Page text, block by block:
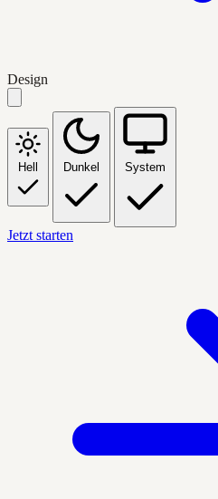
Design
Hell Dunkel System
Jetzt starten